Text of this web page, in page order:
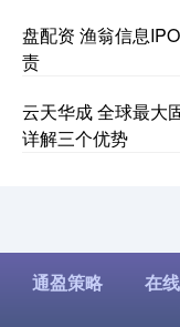
盘配资 渔翁信息
责
云天华成 全球最大
详解三个优势
通盈策略 在